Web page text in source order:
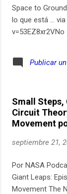
Space to
lo que está ...
v=53EZ8xr2VNo
Publicar
Small Steps,
Circuit
Movement
septiembre 21,
Por NASA
Giant Leaps:
Movement The